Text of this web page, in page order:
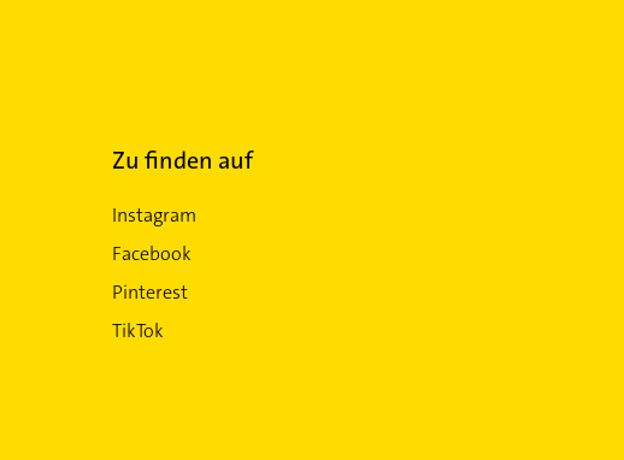
Zu finden auf
Instagram
Facebook
Pinterest
TikTok